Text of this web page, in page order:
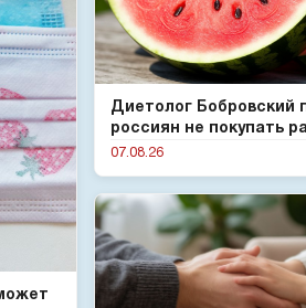
Диетолог Бобровский
россиян не покупать
07.08.26